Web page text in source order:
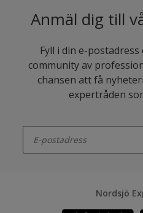
Anmäl dig till
Fyll i din e-
community av
chansen att få
expertråden
Nordsjö